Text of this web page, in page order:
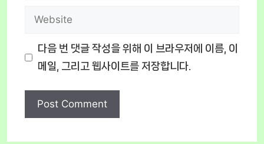
Website
다음 번 댓글 작성을 위해 이 브라우저에 이름, 이
메일, 그리고 웹사이트를 저장합니다.